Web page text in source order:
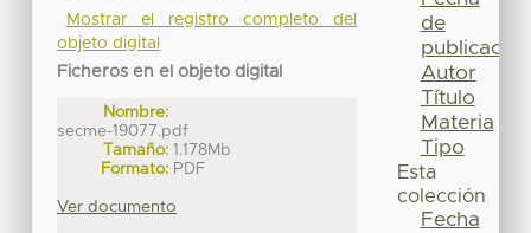
Mostrar el registro completo del
objeto digital
Ficheros en el objeto digital
Nombre:
secme-19077.pdf
Tamaño: 1.178Mb
Formato: PDF
Ver documento
de
publicación
Autor
Título
Materia
Tipo
Esta
colección
Fecha